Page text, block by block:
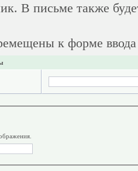
В письме также
к форме